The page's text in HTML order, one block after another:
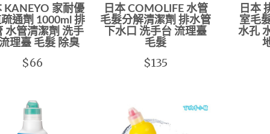
KANEYO 家耐優
通劑 1000ml 排
水管清潔劑 洗手
理臺 毛髮 除臭
$66
日本 COMOLIFE 水管
毛髮分解清潔劑 排水管
下水口 洗手台 流理臺
毛髮
$135
日本
室毛
水孔